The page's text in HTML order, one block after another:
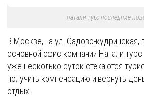
натали турс последние
В Москве, на ул. Садово-кудринская,
основной офис компании Натали
уже несколько суток стекаются
получить компенсацию и вернуть
отдых.